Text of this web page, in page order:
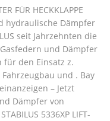
FÜR HECKKLAPPE
hydraulische Dämpfer
seit Jahrzehnten die
und Dämpfer
für den Einsatz z.
und . Bay
– Jetzt
Dämpfer von
5336XP LIFT-